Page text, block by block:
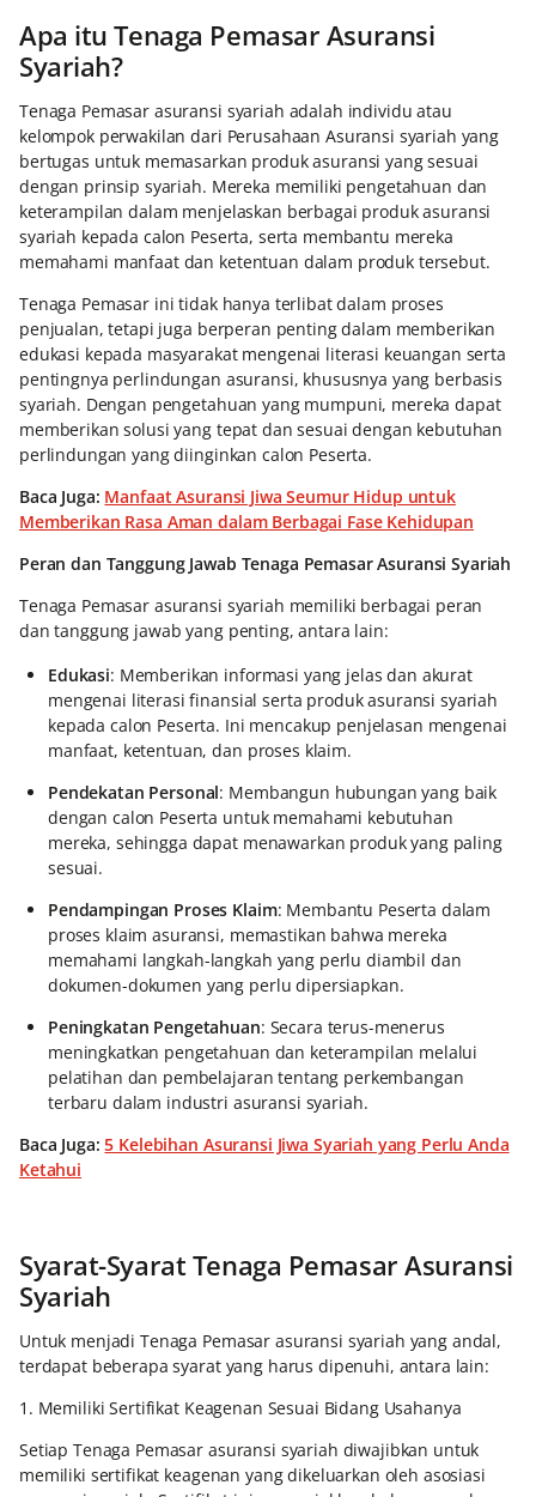
Apa itu Tenaga Pemasar Asuransi
Syariah?
Tenaga Pemasar asuransi syariah adalah individu atau
kelompok perwakilan dari Perusahaan Asuransi syariah yang
bertugas untuk memasarkan produk asuransi yang sesuai
dengan prinsip syariah. Mereka memiliki pengetahuan dan
keterampilan dalam menjelaskan berbagai produk asuransi
syariah kepada calon Peserta, serta membantu mereka
memahami manfaat dan ketentuan dalam produk tersebut.
Tenaga Pemasar ini tidak hanya terlibat dalam proses
penjualan, tetapi juga berperan penting dalam memberikan
edukasi kepada masyarakat mengenai literasi keuangan serta
pentingnya perlindungan asuransi, khususnya yang berbasis
syariah. Dengan pengetahuan yang mumpuni, mereka dapat
memberikan solusi yang tepat dan sesuai dengan kebutuhan
perlindungan yang diinginkan calon Peserta.
Baca Juga: Manfaat Asuransi Jiwa Seumur Hidup untuk
Memberikan Rasa Aman dalam Berbagai Fase Kehidupan
Peran dan Tanggung Jawab Tenaga Pemasar Asuransi Syariah
Tenaga Pemasar asuransi syariah memiliki berbagai peran
dan tanggung jawab yang penting, antara lain:
Edukasi: Memberikan informasi yang jelas dan akurat
mengenai literasi finansial serta produk asuransi syariah
kepada calon Peserta. Ini mencakup penjelasan mengenai
manfaat, ketentuan, dan proses klaim.
Pendekatan Personal: Membangun hubungan yang baik
dengan calon Peserta untuk memahami kebutuhan
mereka, sehingga dapat menawarkan produk yang paling
sesuai.
Pendampingan Proses Klaim: Membantu Peserta dalam
proses klaim asuransi, memastikan bahwa mereka
memahami langkah-langkah yang perlu diambil dan
dokumen-dokumen yang perlu dipersiapkan.
Peningkatan Pengetahuan: Secara terus-menerus
meningkatkan pengetahuan dan keterampilan melalui
pelatihan dan pembelajaran tentang perkembangan
terbaru dalam industri asuransi syariah.
Baca Juga:5 Kelebihan Asuransi Jiwa Syariah yang Perlu Anda
Ketahui
Syarat-Syarat Tenaga Pemasar Asuransi
Syariah
Untuk menjadi Tenaga Pemasar asuransi syariah yang andal,
terdapat beberapa syarat yang harus dipenuhi, antara lain:
1. Memiliki Sertifikat Keagenan Sesuai Bidang Usahanya
Setiap Tenaga Pemasar asuransi syariah diwajibkan untuk
memiliki sertifikat keagenan yang dikeluarkan oleh asosiasi